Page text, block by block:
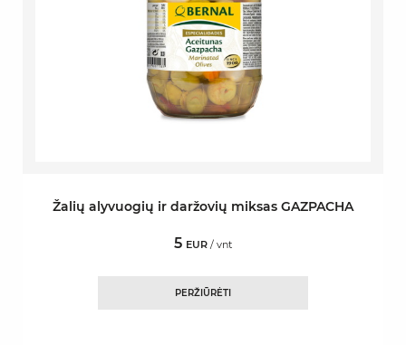
Žalių alyvuogių ir daržovių miksas GAZPACHA
5 EUR / vnt
PERŽIŪRĖTI